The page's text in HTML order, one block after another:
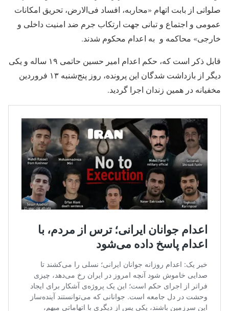
صلواتی از بابت اتهام «محاربه، افساد فی‌الارض، تحریق امکانات
عمومی و اجتماع و تبانی جهت ارتکاب جرم ضد امنیت داخلی و
خارجی» محاکمه و به اعدام محکوم شدند.
قابل ذکر است که، حکم اعدام امیر حسین حاتمی ۱۹ ساله و یکی
دیگر از بازداشت شدگان این پرونده، روز پنج‌شنبه ۱۳ فروردین
مخفیانه در همین زندان اجرا گردید.‌